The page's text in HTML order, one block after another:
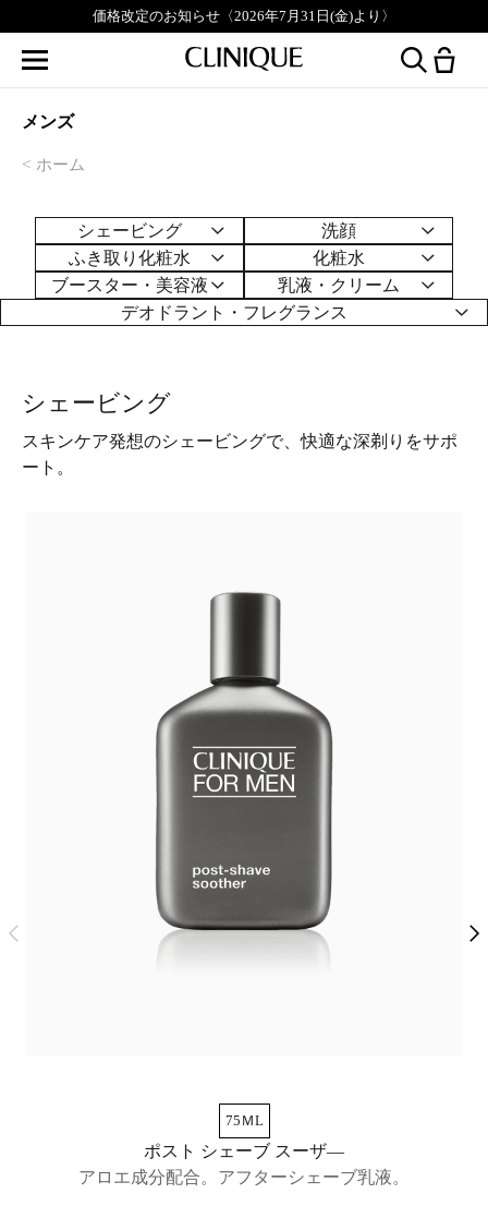
無料刻印サービス実施中。対象製品はこちら▶︎
メンズ
ホーム
シェービング
洗顔
ふき取り化粧水
化粧水
ブースター ・美容液
乳液・クリーム
デオドラント
・フレグランス
シェービング
スキンケア発想のシェービングで、快適な深剃りをサポ
ート。
75ＭL
ポスト シェーブ スーザ―
アロエ成分配合。アフターシェーブ乳液。